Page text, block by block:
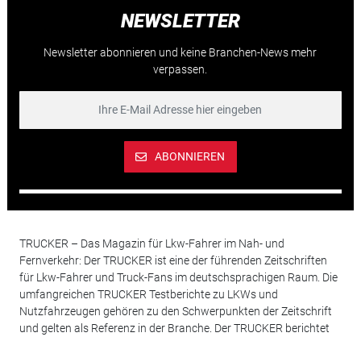
NEWSLETTER
Newsletter abonnieren und keine Branchen-News mehr
verpassen.
ABONNIEREN
TRUCKER – Das Magazin für Lkw-Fahrer im Nah- und
Fernverkehr: Der TRUCKER ist eine der führenden Zeitschriften
für Lkw-Fahrer und Truck-Fans im deutschsprachigen Raum. Die
umfangreichen TRUCKER Testberichte zu LKWs und
Nutzfahrzeugen gehören zu den Schwerpunkten der Zeitschrift
und gelten als Referenz in der Branche. Der TRUCKER berichtet